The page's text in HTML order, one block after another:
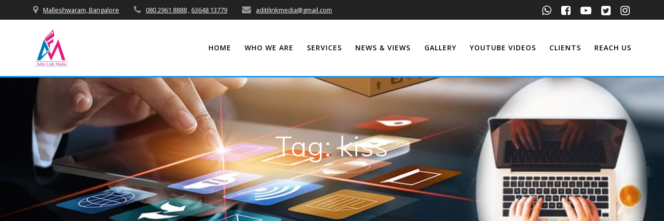
to
Malleshwaram, Bangalore 080 2961 8888 , 63648 13779 aditilinkmedia@gmail.com
HOME WHO WE ARE SERVICES NEWS & VIEWS GALLERY YOUTUBE VIDEOS CLIENTS REACH US
Tag:kiss